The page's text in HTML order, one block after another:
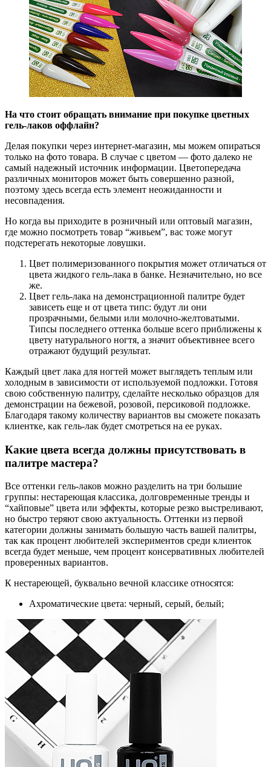
На что стоит обращать внимание при покупке цветных
гель-лаков оффлайн?
Делая покупки через интернет-магазин, мы можем опираться
только на фото товара. В случае с цветом — фото далеко не
самый надежный источник информации. Цветопередача
различных мониторов может быть совершенно разной,
поэтому здесь всегда есть элемент неожиданности и
несовпадения.
Но когда вы приходите в розничный или оптовый магазин,
где можно посмотреть товар “живьем”, вас тоже могут
подстерегать некоторые ловушки.
Цвет полимеризованного покрытия может отличаться от
цвета жидкого гель-лака в банке. Незначительно, но все
же.
Цвет гель-лака на демонстрационной палитре будет
зависеть еще и от цвета типс: будут ли они
прозрачными, белыми или молочно-желтоватыми.
Типсы последнего оттенка больше всего приближены к
цвету натурального ногтя, а значит объективнее всего
отражают будущий результат.
Каждый цвет лака для ногтей может выглядеть теплым или
холодным в зависимости от используемой подложки. Готовя
свою собственную палитру, сделайте несколько образцов для
демонстрации на бежевой, розовой, персиковой подложке.
Благодаря такому количеству вариантов вы сможете показать
клиентке, как гель-лак будет смотреться на ее руках.
Какие цвета всегда должны присутствовать в
палитре мастера?
Все оттенки гель-лаков можно разделить на три большие
группы: нестареющая классика, долговременные тренды и
“хайповые” цвета или эффекты, которые резко выстреливают,
но быстро теряют свою актуальность. Оттенки из первой
категории должны занимать большую часть вашей палитры,
так как процент любителей экспериментов среди клиенток
всегда будет меньше, чем процент консервативных любителей
проверенных вариантов.
К нестареющей, буквально вечной классике относятся:
Ахроматические цвета: черный, серый, белый;